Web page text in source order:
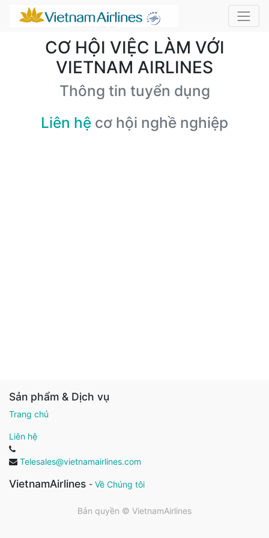
CƠ HỘI VIỆC LÀM VỚI
VIETNAM AIRLINES
Thông tin tuyển dụng
Liên hệ cơ hội nghề nghiệp
Sản phẩm & Dịch vụ
Trang chủ
Liên hệ
Telesales@vietnamairlines.com
VietnamAirlines - Về Chúng tôi
Bản quyền © VietnamAirlines